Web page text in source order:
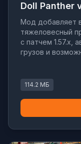
Doll Panther
Мод добавляет
тяжеловесный
с патчем 1.57.x,
грузов и
114.2 МБ